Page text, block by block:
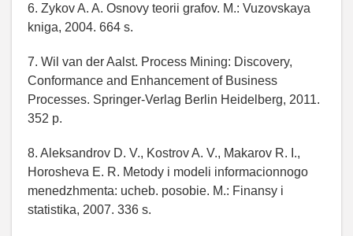
6. Zykov A. A. Osnovy teorii grafov. M.: Vuzovskaya
kniga, 2004. 664 s.
7. Wil van der Aalst. Process Mining: Discovery,
Conformance and Enhancement of Business
Processes. Springer-Verlag Berlin Heidelberg, 2011.
352 p.
8. Aleksandrov D. V., Kostrov A. V., Makarov R. I.,
Horosheva E. R. Metody i modeli informacionnogo
menedzhmenta: ucheb. posobie. M.: Finansy i
statistika, 2007. 336 s.